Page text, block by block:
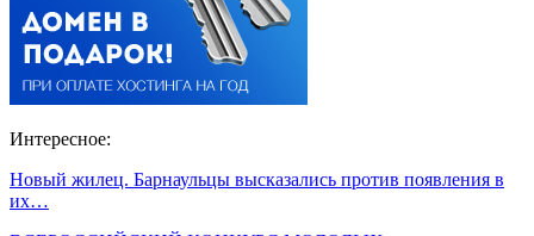
Интересное:
Новый жилец. Барнаульцы высказались против появления в
их…